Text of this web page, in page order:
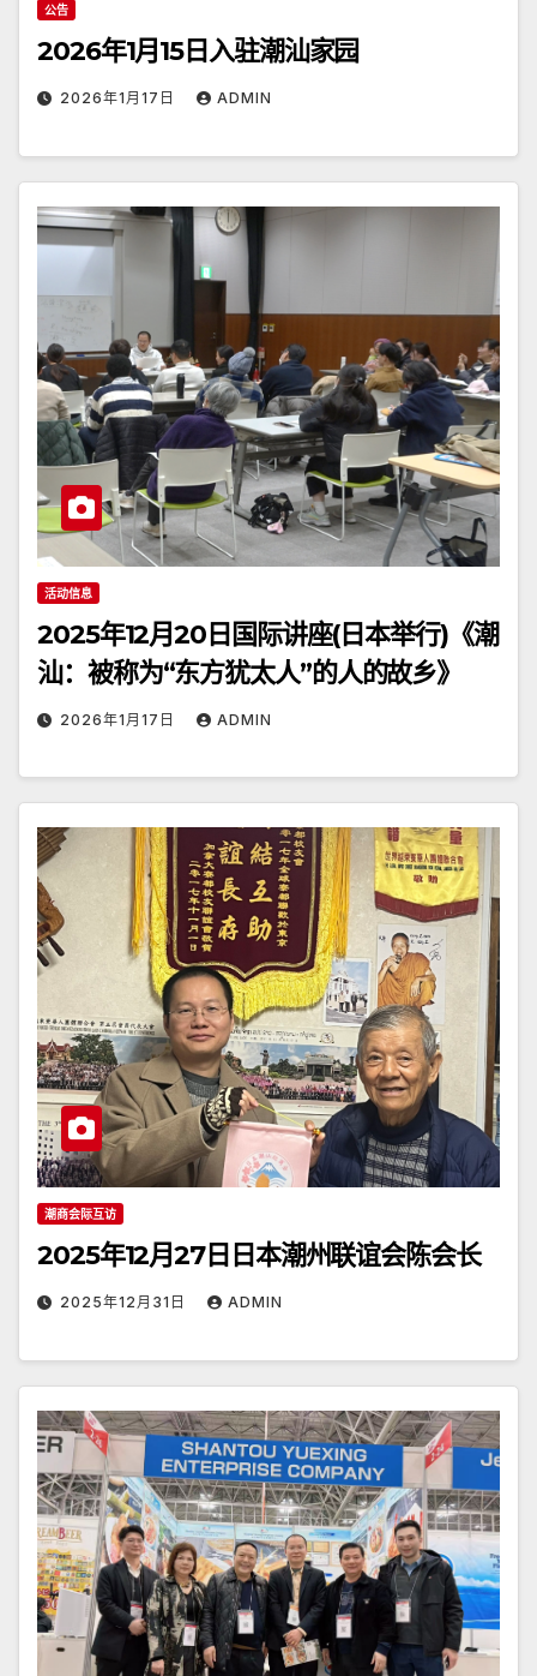
公告
2026年1月15日入驻潮汕家园
2026年1月17日 ADMIN
活动信息
2025年12月20日国际讲座(日本举行)《潮
汕：被称为“东方犹太人”的人的故乡》
2026年1月17日 ADMIN
潮商会际互访
2025年12月27日日本潮州联谊会陈会长
2025年12月31日 ADMIN